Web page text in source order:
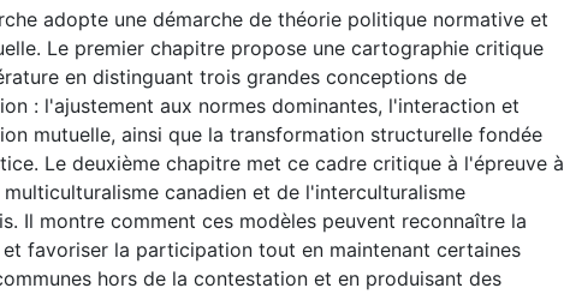
adopte une démarche de théorie politique normative et
Le premier chapitre propose une cartographie critique
en distinguant trois grandes conceptions de
: l'ajustement aux normes dominantes, l'interaction et
mutuelle, ainsi que la transformation structurelle fondée
Le deuxième chapitre met ce cadre critique à l'épreuve à
canadien et de l'interculturalisme
Il montre comment ces modèles peuvent reconnaître la
favoriser la participation tout en maintenant certaines
hors de la contestation et en produisant des